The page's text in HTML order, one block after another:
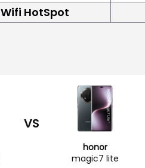
Wifi HotSpot
VS
honor
magic7 lite